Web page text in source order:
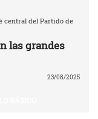
central del Partido de
las grandes
23/08/2025